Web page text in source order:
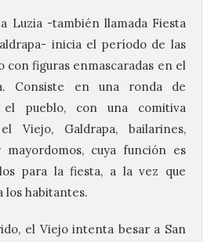
Luzia -también llamada Fiesta
inicia el período de las
con figuras enmascaradas en el
Consiste en una ronda de
el pueblo, con una comitiva
Viejo, Galdrapa, bailarines,
mayordomos, cuya función es
para la fiesta, a la vez que
los habitantes.
el Viejo intenta besar a San